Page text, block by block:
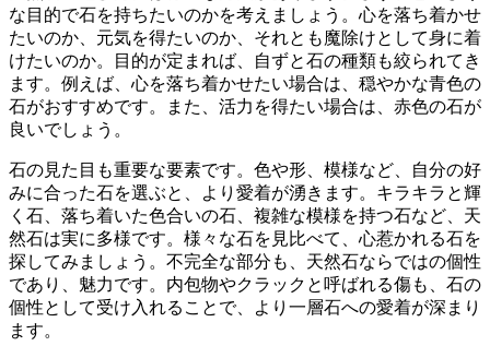
な目的で石を持ちたいのかを考えましょう。心を落ち着かせ
たいのか、元気を得たいのか、それとも魔除けとして身に着
けたいのか。目的が定まれば、自ずと石の種類も絞られてき
ます。例えば、心を落ち着かせたい場合は、穏やかな青色の
石がおすすめです。また、活力を得たい場合は、赤色の石が
良いでしょう。
石の見た目も重要な要素です。色や形、模様など、自分の好
みに合った石を選ぶと、より愛着が湧きます。キラキラと輝
く石、落ち着いた色合いの石、複雑な模様を持つ石など、天
然石は実に多様です。様々な石を見比べて、心惹かれる石を
探してみましょう。不完全な部分も、天然石ならではの個性
であり、魅力です。内包物やクラックと呼ばれる傷も、石の
個性として受け入れることで、より一層石への愛着が深まり
ます。